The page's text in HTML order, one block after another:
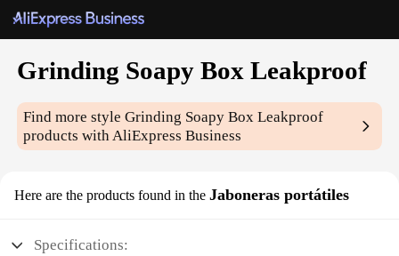
Grinding Soapy Box Leakproof
Find more styleGrinding Soapy Box Leakproof
products with AliExpress Business
Here are the products found in the Jaboneras portátiles
Specifications: